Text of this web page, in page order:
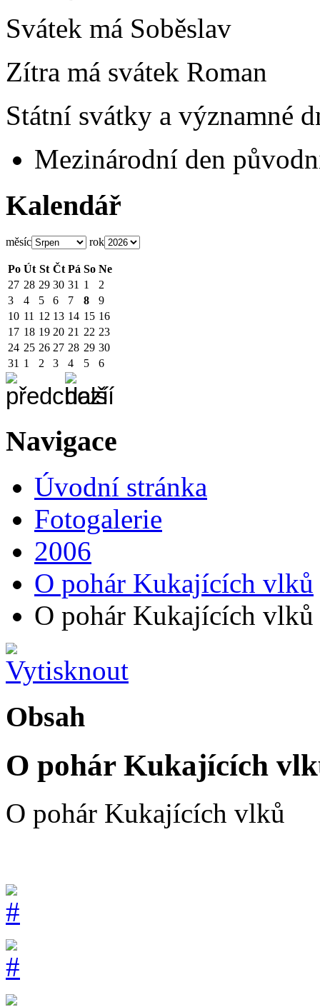
Svátek má Soběslav
Zítra má svátek Roman
Státní svátky a významné
Mezinárodní den
Kalendář
měsíc rok
Po Út St Čt Pá So Ne
27 28 29 30 31 1
2
3
4 5 6 7 8
9
10 11 12 13 14 15 16
17 18 19 20 21 22 23
24 25 26 27 28 29 30
31 1 2 3 4 5 6
Navigace
Úvodní stránka
Fotogalerie
2006
O pohár Kukajících vlků
O pohár Kukajících vlků
Obsah
O pohár Kukajících
O pohár Kukajících vlků